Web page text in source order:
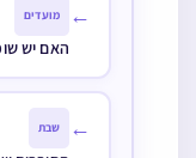
← מועדים
האם יש
← שבת